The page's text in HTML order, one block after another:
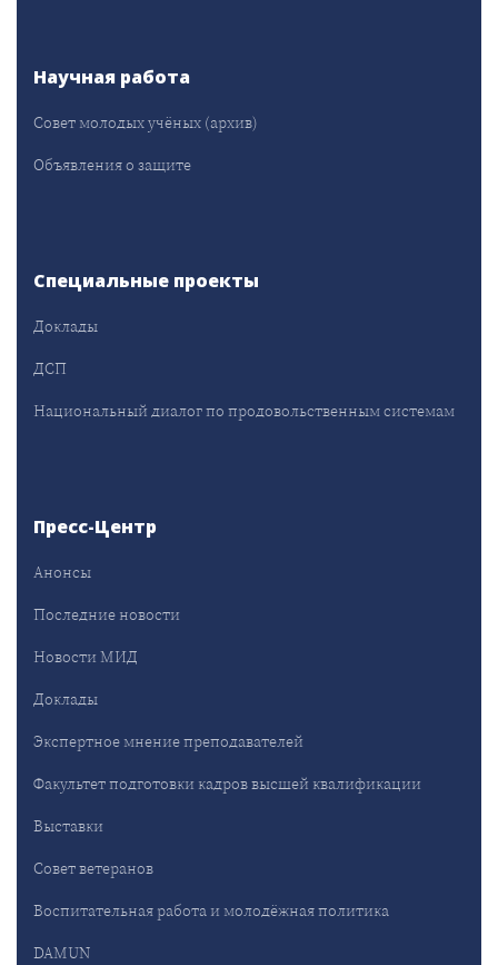
Научная работа
Совет молодых учёных (архив)
Объявления о защите
Специальные проекты
Доклады
ДСП
Национальный диалог по продовольственным системам
Пресс-Центр
Анонсы
Последние новости
Новости МИД
Доклады
Экспертное мнение преподавателей
Факультет подготовки кадров высшей квалификации
Выставки
Совет ветеранов
Воспитательная работа и молодёжная политика
DAMUN